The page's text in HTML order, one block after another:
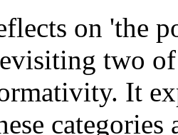
on 'the
two of
It